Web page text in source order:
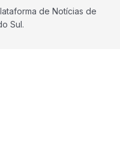
de Notícias de
Sul.